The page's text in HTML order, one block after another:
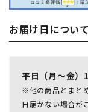
お届け日について
平日（月～金）
※他の商品とまと
日届かない場合が